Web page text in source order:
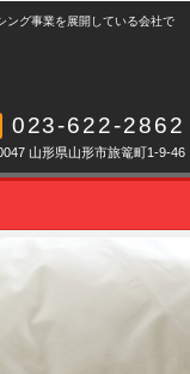
ング事業を展開している会社で
023-622-2862
山形県山形市旅篭町1-9-46